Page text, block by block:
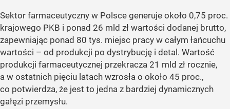
Sektor farmaceutyczny w Polsce generuje około 0,75 proc.
krajowego PKB i ponad 26 mld zł wartości dodanej brutto,
zapewniając ponad 80 tys. miejsc pracy w całym łańcuchu
wartości – od produkcji po dystrybucję i detal. Wartość
produkcji farmaceutycznej przekracza 21 mld zł rocznie,
a w ostatnich pięciu latach wzrosła o około 45 proc.,
co potwierdza, że jest to jedna z bardziej dynamicznych
gałęzi przemysłu.